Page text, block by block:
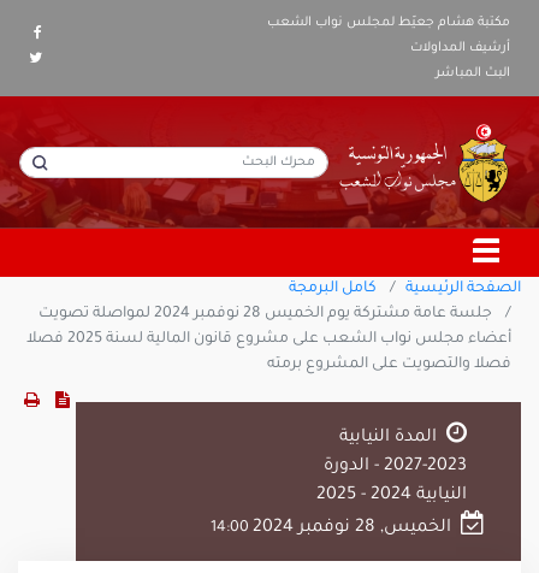
مكتبة هشام جعيّط لمجلس نواب الشعب
أرشيف المداولات
البث المباشر
الصفحة الرئيسية
كامل البرمجة
جلسة عامة مشتركة يوم الخميس 28 نوفمبر 2024 لمواصلة تصويت
أعضاء مجلس نواب الشعب على مشروع قانون المالية لسنة 2025 فصلا
فصلا والتصويت على المشروع برمته
المدة النيابية
2023-2027 - الدورة
النيابية 2024 - 2025
الخميس, 28 نوفمبر 2024
14:00